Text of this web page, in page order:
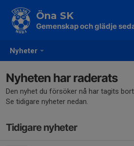
Nyheter
Öna SK
Gemenskap och glädje
Nyheten har raderats
Den nyhet du försöker nå har tagits
Se tidigare nyheter nedan.
Tidigare nyheter